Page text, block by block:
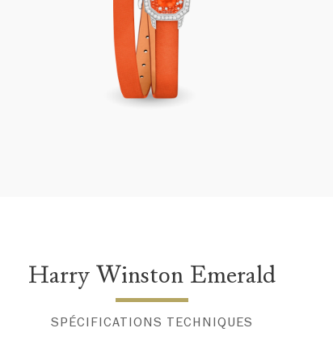
Harry Winston Emerald
SPÉCIFICATIONS TECHNIQUES